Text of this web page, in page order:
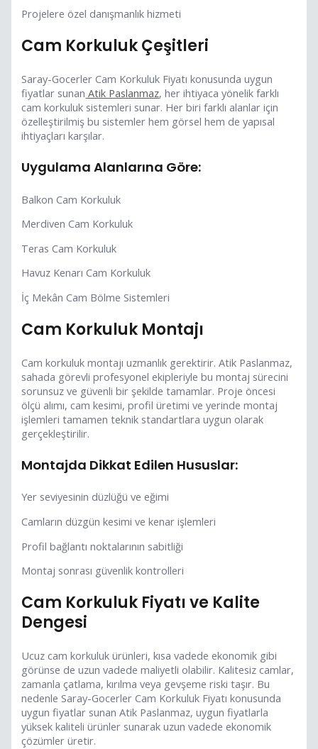
Projelere özel danışmanlık hizmeti
Cam Korkuluk Çeşitleri
Saray-Gocerler Cam Korkuluk Fiyatı konusunda uygun
fiyatlar sunan Atik Paslanmaz, her ihtiyaca yönelik farklı
cam korkuluk sistemleri sunar. Her biri farklı alanlar için
özelleştirilmiş bu sistemler hem görsel hem de yapısal
ihtiyaçları karşılar.
Uygulama Alanlarına Göre:
Balkon Cam Korkuluk
Merdiven Cam Korkuluk
Teras Cam Korkuluk
Havuz Kenarı Cam Korkuluk
İç Mekân Cam Bölme Sistemleri
Cam Korkuluk Montajı
Cam korkuluk montajı uzmanlık gerektirir. Atik Paslanmaz,
sahada görevli profesyonel ekipleriyle bu montaj sürecini
sorunsuz ve güvenli bir şekilde tamamlar. Proje öncesi
ölçü alımı, cam kesimi, profil üretimi ve yerinde montaj
işlemleri tamamen teknik standartlara uygun olarak
gerçekleştirilir.
Montajda Dikkat Edilen Hususlar:
Yer seviyesinin düzlüğü ve eğimi
Camların düzgün kesimi ve kenar işlemleri
Profil bağlantı noktalarının sabitliği
Montaj sonrası güvenlik kontrolleri
Cam Korkuluk Fiyatı ve Kalite
Dengesi
Ucuz cam korkuluk ürünleri, kısa vadede ekonomik gibi
görünse de uzun vadede maliyetli olabilir. Kalitesiz camlar,
zamanla çatlama, kırılma veya gevşeme riski taşır. Bu
nedenle Saray-Gocerler Cam Korkuluk Fiyatı konusunda
uygun fiyatlar sunan Atik Paslanmaz, uygun fiyatlarla
yüksek kaliteli ürünler sunarak uzun vadede ekonomik
çözümler üretir.